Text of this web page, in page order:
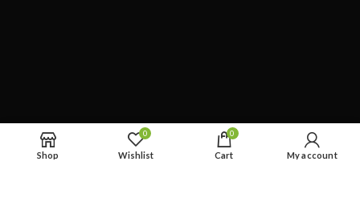
Shop
0
Wishlist
0
Cart My account